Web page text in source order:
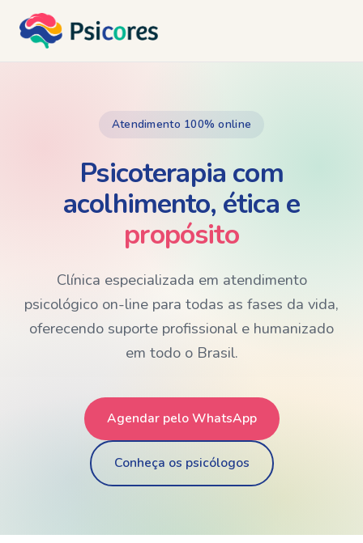
Atendimento 100% online
Psicoterapia com
acolhimento, ética e
propósito
Clínica especializada em atendimento
psicológico on-line para todas as fases da vida,
oferecendo suporte profissional e humanizado
em todo o Brasil.
Agendar pelo WhatsApp
Conheça os psicólogos